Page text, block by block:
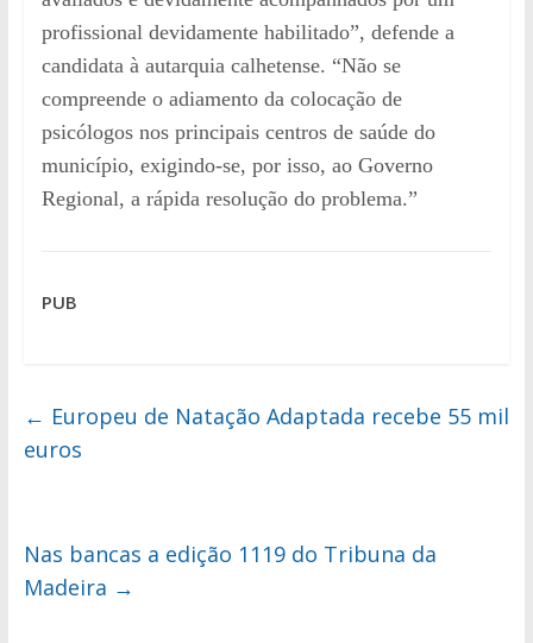
profissional devidamente habilitado”, defende a
candidata à autarquia calhetense. “Não se
compreende o adiamento da colocação de
psicólogos nos principais centros de saúde do
município, exigindo-se, por isso, ao Governo
Regional, a rápida resolução do problema.”
PUB
← Europeu de Natação Adaptada recebe 55 mil
euros
Nas bancas a edição 1119 do Tribuna da
Madeira →